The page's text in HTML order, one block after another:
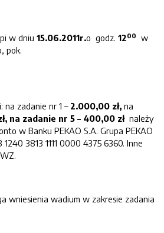
w dniu 15.06.2011r.o godz. 1200
w
pok.
na zadanie nr 1 – 2.000,00 zł, na
na zadanie nr 5 – 400,00 zł należy
w Banku PEKAO S.A. Grupa PEKAO
3813 1111 0000 4375 6360. Inne
wniesienia wadium w zakresie zadania